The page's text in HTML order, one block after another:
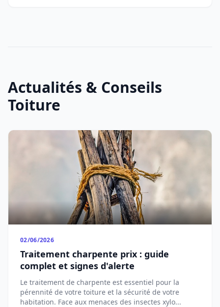
Actualités & Conseils
Toiture
02/06/2026
Traitement charpente prix : guide
complet et signes d'alerte
Le traitement de charpente est essentiel pour la
pérennité de votre toiture et la sécurité de votre
habitation. Face aux menaces des insectes xylo...